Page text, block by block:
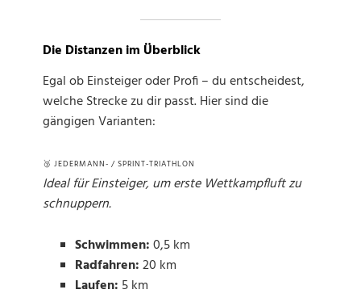
Die Distanzen im Überblick
Egal ob Einsteiger oder Profi – du entscheidest,
welche Strecke zu dir passt. Hier sind die
gängigen Varianten:
🥉 JEDERMANN- / SPRINT-TRIATHLON
Ideal für Einsteiger, um erste Wettkampfluft zu
schnuppern.
Schwimmen:0,5 km
Radfahren:20 km
Laufen: 5 km